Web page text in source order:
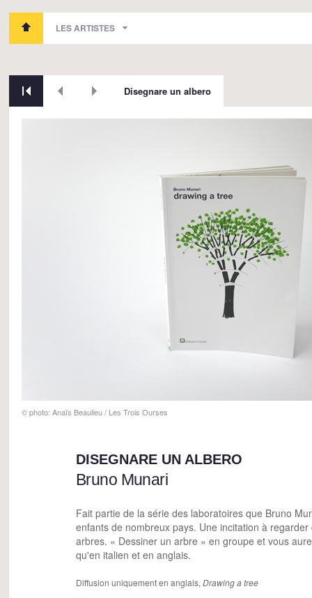
LES ARTISTES
Disegnare un albero
© photo: Anaïs Beaulieu / Les Trois Ourses
DISEGNARE UN ALBERO
Bruno Munari
Fait partie de la série des laboratoires que Bruno
enfants de nombreux pays. Une incitation à
arbres. « Dessiner un arbre » en groupe et vous
qu'en italien et en anglais.
Diffusion uniquement en anglais, Drawing a tree